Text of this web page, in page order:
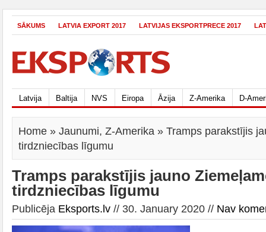
SĀKUMS LATVIA EXPORT 2017 LATVIJAS EKSPORTPRECE 2017
Latvija Baltija NVS Eiropa Āzija Z-Amerika D-
Home » Jaunumi, Z-Amerika » Tramps parakstījis
tirdzniecības līgumu
Tramps parakstījis jauno
tirdzniecības līgumu
Publicēja Eksports.lv // 30. January 2020 // Nav